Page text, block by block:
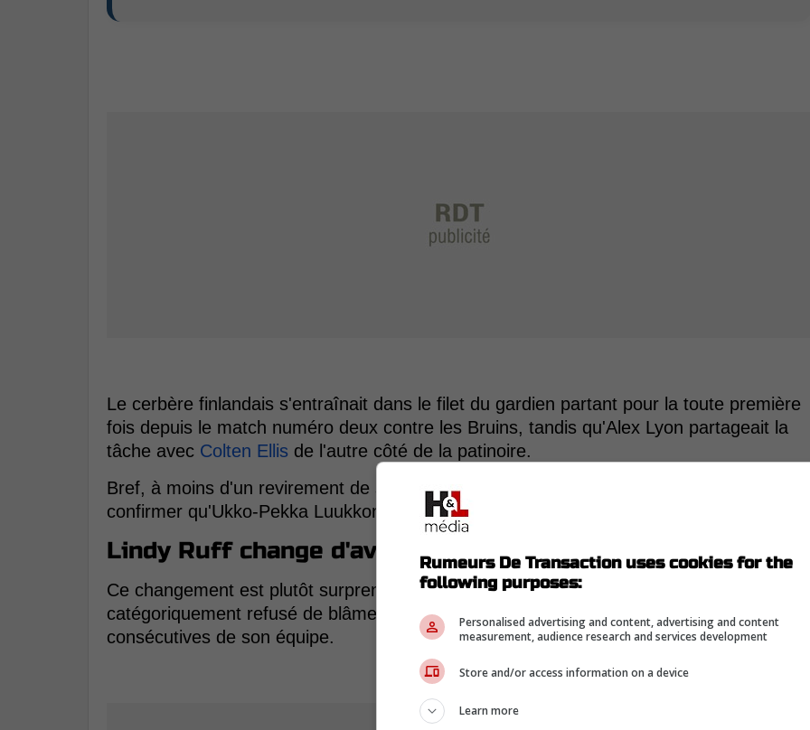
Le cerbère finlandais s'entraînait dans le filet du gardien partant pour la toute première
fois depuis le match numéro deux contre les Bruins, tandis qu'Alex Lyon partageait la
tâche avec Colten Ellis de l'autre côté de la patinoire.
Bref, à moins d'un revirement de situation inattendu, cet indice semble bet et bien
confirmer qu'Ukko-Pekka Luukkonen sera d'office pour le match numéro quatre.
Lindy Ruff change d'avis et modifie sa stratégie
Ce changement est plutôt surprenant, considérant que le pilote des Sabres de Buffalo a
catégoriquement refusé de blâmer Alex Lyon pour les deux dernières défaites
consécutives de son équipe.
Rumeurs De Transaction uses cookies for the
following purposes:
Personalised advertising and content, advertising and content
measurement, audience research and services development
Store and/or access information on a device
Learn more